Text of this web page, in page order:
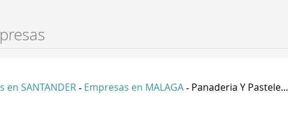
en SANTANDER - Empresas en MALAGA - Panaderia Y Pastele...